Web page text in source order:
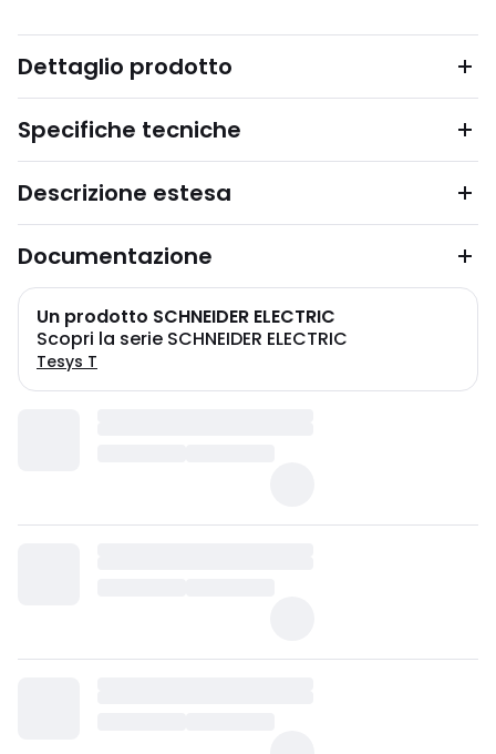
Dettaglio prodotto
Specifiche tecniche
Descrizione estesa
Documentazione
Un prodotto SCHNEIDER ELECTRIC
Scopri la serie SCHNEIDER ELECTRIC
Tesys T